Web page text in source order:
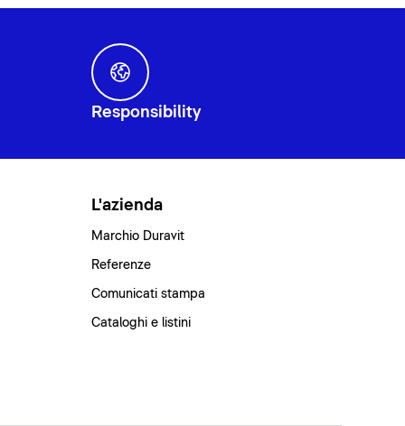
Responsibility
L'azienda
Marchio Duravit
Referenze
Comunicati stampa
Cataloghi e listini